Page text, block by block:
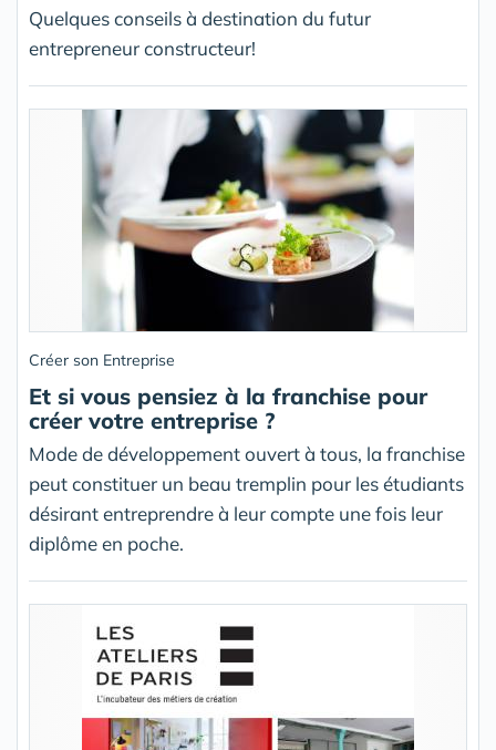
Quelques conseils à destination du futur
entrepreneur constructeur!
Créer son Entreprise
Et si vous pensiez à la franchise pour
créer votre entreprise ?
Mode de développement ouvert à tous, la franchise
peut constituer un beau tremplin pour les étudiants
désirant entreprendre à leur compte une fois leur
diplôme en poche.